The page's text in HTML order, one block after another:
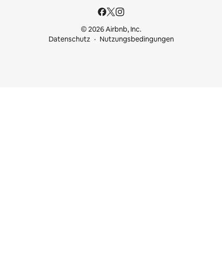
© 2026 Airbnb, Inc.
Datenschutz
Nutzungsbedingungen